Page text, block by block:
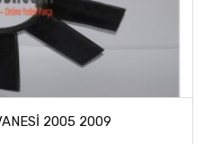
2005 2009